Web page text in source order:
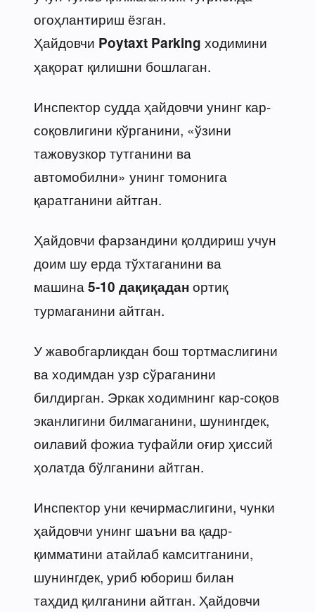
огоҳлантириш ёзган.
Ҳайдовчи Poytaxt Parking ходимини
ҳақорат қилишни бошлаган.
Инспектор судда ҳайдовчи унинг кар-
соқовлигини кўрганини, «ўзини
тажовузкор тутганини ва
автомобилни» унинг томонига
қаратганини айтган.
Ҳайдовчи фарзандини қолдириш учун
доим шу ерда тўхтаганини ва
машина 5-10 дақиқаданортиқ
турмаганини айтган.
У жавобгарликдан бош тортмаслигини
ва ходимдан узр сўраганини
билдирган. Эркак ходимнинг кар-соқов
эканлигини билмаганини, шунингдек,
оилавий фожиа туфайли оғир ҳиссий
ҳолатда бўлганини айтган.
Инспектор уни кечирмаслигини, чунки
ҳайдовчи унинг шаъни ва қадр-
қимматини атайлаб камситганини,
шунингдек, уриб юбориш билан
таҳдид қилганини айтган. Ҳайдовчи